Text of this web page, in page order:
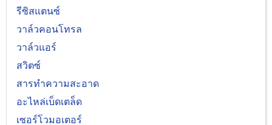
รีซิสแตนซ์
วาล์วคอนโทรล
วาล์วแอร์
สวิตซ์
สารทำความสะอาด
อะไหล่เบ็ดเตล็ด
เซอร์โวมอเตอร์